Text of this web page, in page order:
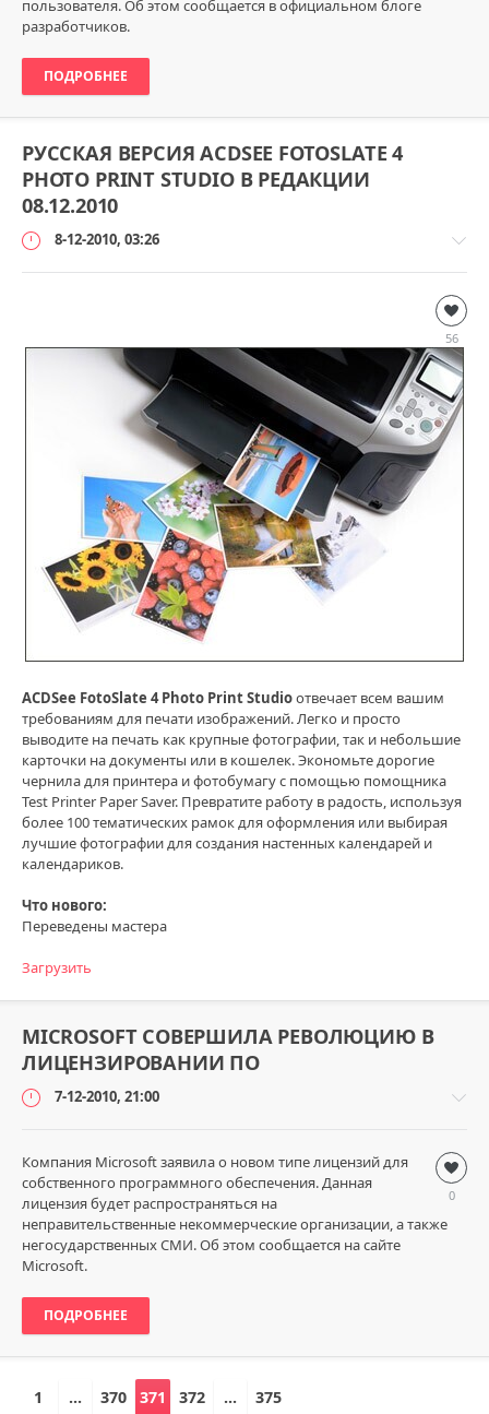
пользователя. Об этом сообщается в официальном блоге
разработчиков.
ПОДРОБНЕЕ
РУССКАЯ ВЕРСИЯ ACDSEE FOTOSLATE 4
PHOTO PRINT STUDIO В РЕДАКЦИИ
08.12.2010
8-12-2010, 03:26
56
ACDSee FotoSlate 4 Photo Print Studioотвечает всем вашим
требованиям для печати изображений. Легко и просто
выводите на печать как крупные фотографии, так и небольшие
карточки на документы или в кошелек. Экономьте дорогие
чернила для принтера и фотобумагу с помощью помощника
Test Printer Paper Saver. Превратите работу в радость, используя
более 100 тематических рамок для оформления или выбирая
лучшие фотографии для создания настенных календарей и
календариков.
Что нового:
Переведены мастера
Загрузить
MICROSOFT СОВЕРШИЛА РЕВОЛЮЦИЮ В
ЛИЦЕНЗИРОВАНИИ ПО
7-12-2010, 21:00
Windows
loginvovchyk
6
684
0
0
Компания Microsoft заявила о новом типе лицензий для
собственного программного обеспечения. Данная
лицензия будет распространяться на
неправительственные некоммерческие организации, а также
негосударственных СМИ. Об этом сообщается на сайте
Microsoft.
ПОДРОБНЕЕ
1 ... 370 371 372 ... 375